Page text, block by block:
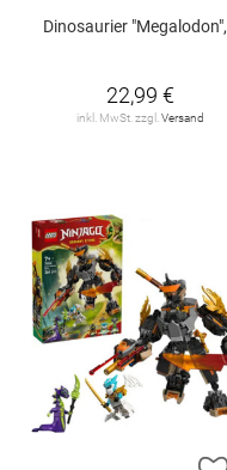
Dinosaurier "Megalodon", Schleich
22,99 €
inkl. MwSt. zzgl. Versand